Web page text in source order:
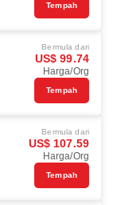
Tempah
Bermula dari
US$ 99.74
Harga/Org
Tempah
Bermula dari
US$ 107.59
Harga/Org
Tempah